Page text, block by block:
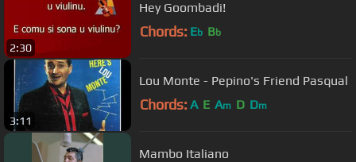
2:30
Hey Goombadi!
Chords: Eb Bb
3:11
Lou Monte - Pepino's Friend Pasqual
Chords: A E Am D Dm
Mambo Italiano